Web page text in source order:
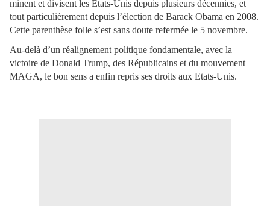
minent et divisent les Etats-Unis depuis plusieurs décennies, et
tout particulièrement depuis l’élection de Barack Obama en 2008.
Cette parenthèse folle s’est sans doute refermée le 5 novembre.
Au-delà d’un réalignement politique fondamentale, avec la
victoire de Donald Trump, des Républicains et du mouvement
MAGA, le bon sens a enfin repris ses droits aux Etats-Unis.